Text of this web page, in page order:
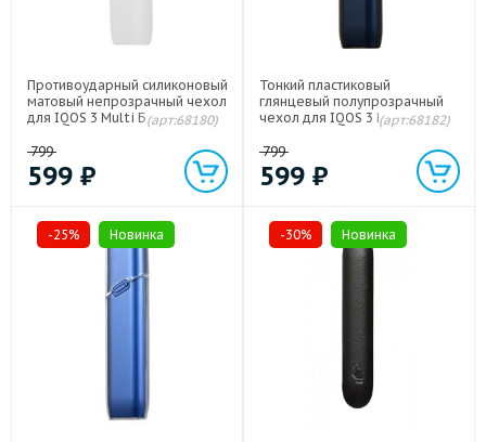
Противоударный силиконовый
матовый непрозрачный чехол
для IQOS 3 Multi Белый(арт:68180)
799
599 ₽
Тонкий пластиковый
глянцевый полупрозрачный
чехол для IQOS 3 Multi(арт:68182)
799
599 ₽
-25% Новинка -30% Новинка